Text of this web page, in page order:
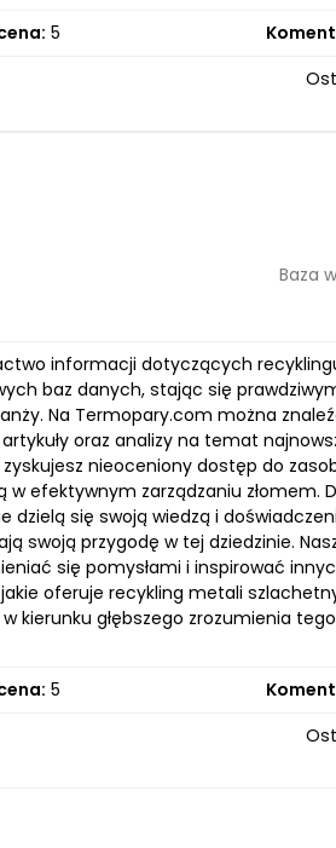
5
Baza
informacji dotyczących
baz danych, stając się
Na Termopary.com można
oraz analizy na temat
nieoceniony dostęp do
efektywnym zarządzaniu złomem.
się swoją wiedzą i
swoją przygodę w tej dziedzinie.
się pomysłami i inspirować
oferuje recykling metali
kierunku głębszego zrozumienia
5